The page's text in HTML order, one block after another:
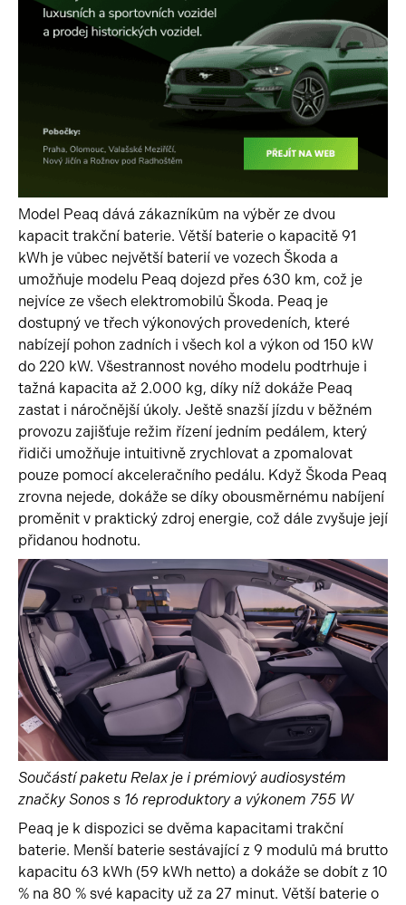
Model Peaq dává zákazníkům na výběr ze dvou
kapacit trakční baterie. Větší baterie o kapacitě 91
kWh je vůbec největší baterií ve vozech Škoda a
umožňuje modelu Peaq dojezd přes 630 km, což je
nejvíce ze všech elektromobilů Škoda. Peaq je
dostupný ve třech výkonových provedeních, které
nabízejí pohon zadních i všech kol a výkon od 150 kW
do 220 kW. Všestrannost nového modelu podtrhuje i
tažná kapacita až 2.000 kg, díky níž dokáže Peaq
zastat i náročnější úkoly. Ještě snazší jízdu v běžném
provozu zajišťuje režim řízení jedním pedálem, který
řidiči umožňuje intuitivně zrychlovat a zpomalovat
pouze pomocí akceleračního pedálu. Když Škoda Peaq
zrovna nejede, dokáže se díky obousměrnému nabíjení
proměnit v praktický zdroj energie, což dále zvyšuje její
přidanou hodnotu.
Součástí paketu Relax je i prémiový audiosystém
značky Sonos s 16 reproduktory a výkonem 755 W
Peaq je k dispozici se dvěma kapacitami trakční
baterie. Menší baterie sestávající z 9 modulů má brutto
kapacitu 63 kWh (59 kWh netto) a dokáže se dobít z 10
% na 80 % své kapacity už za 27 minut. Větší baterie o